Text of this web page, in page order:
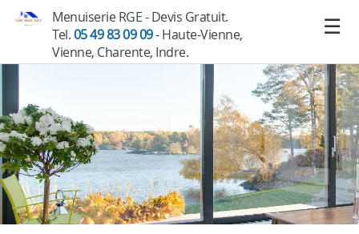
Menuiserie RGE - Devis Gratuit.
Tel.05 49 83 09 09- Haute-Vienne,
Vienne, Charente, Indre.